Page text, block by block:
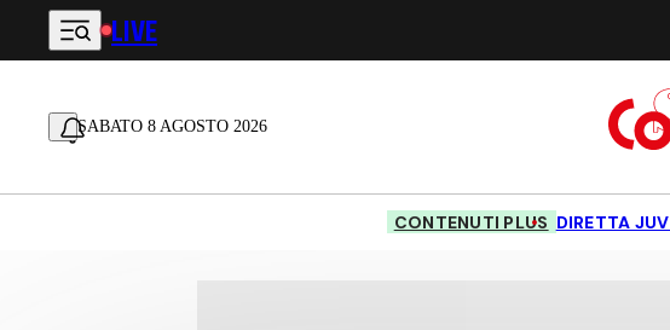
Vai al contenuto principale
LIVE
SABATO 8 AGOSTO 2026
CONTENUTI PLUS DIRETTA